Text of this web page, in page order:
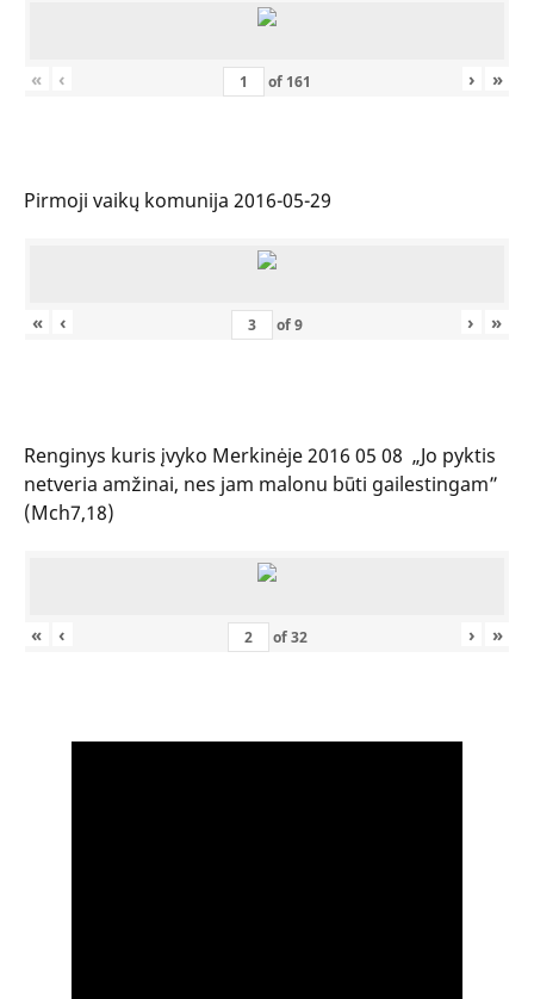
« ‹ of 161 › »
Pirmoji vaikų komunija 2016-05-29
« ‹ of9 › »
Renginys kuris įvyko Merkinėje 2016 05 08 „Jo pyktis
netveria amžinai, nes jam malonu būti gailestingam”
(Mch7,18)
« ‹ of32 › »